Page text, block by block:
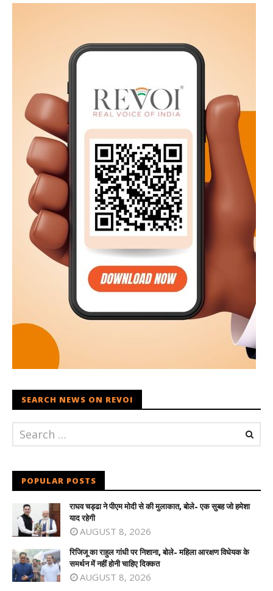
SEARCH NEWS ON REVOI
POPULAR POSTS
राघव चड्ढा ने पीएम मोदी से की मुलाकात, बोले- एक सुबह जो हमेशा
याद रहेगी
AUGUST 8, 2026
रिजिजू का राहुल गांधी पर निशाना, बोले- महिला आरक्षण विधेयक के
समर्थन में नहीं होनी चाहिए दिक्कत
AUGUST 8, 2026